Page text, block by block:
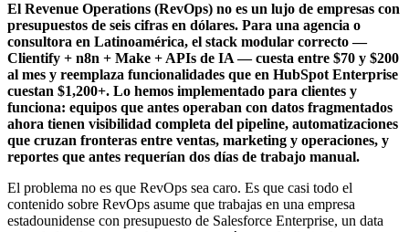
El Revenue Operations (RevOps) no es un lujo de empresas con
presupuestos de seis cifras en dólares. Para una agencia o
consultora en Latinoamérica, el stack modular correcto —
Clientify + n8n + Make + APIs de IA — cuesta entre $70 y $200
al mes y reemplaza funcionalidades que en HubSpot Enterprise
cuestan $1,200+. Lo hemos implementado para clientes y
funciona: equipos que antes operaban con datos fragmentados
ahora tienen visibilidad completa del pipeline, automatizaciones
que cruzan fronteras entre ventas, marketing y operaciones, y
reportes que antes requerían dos días de trabajo manual.
El problema no es que RevOps sea caro. Es que casi todo el
contenido sobre RevOps asume que trabajas en una empresa
estadounidense con presupuesto de Salesforce Enterprise, un data